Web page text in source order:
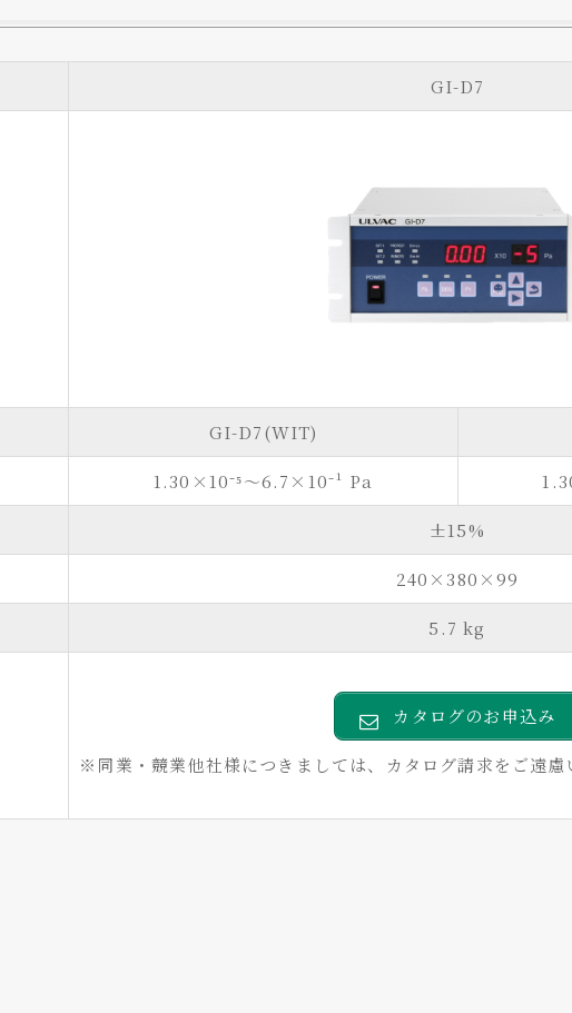
GI-D7
GI-D7(WIT)
1.30×10⁻⁵～6.7×10⁻¹ Pa
±15%
240×380×99
5.7 kg
カタログのお申込み
※同業・競業他社様につきましては、カタログ請求をご遠慮